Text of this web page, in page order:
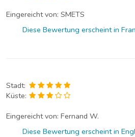
Eingereicht von: SMETS
Diese Bewertung erscheint in
Stadt:
Küste:
Eingereicht von: Fernand W.
Diese Bewertung erscheint in